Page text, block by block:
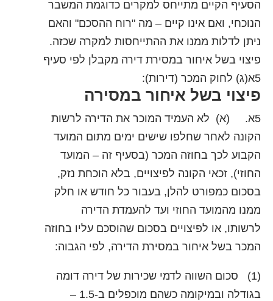
הסעיף הקיים מתייחס למקרים כדוגמת המשבר
הנוכחי, ואם אינו קיים – מה "רוח ההסכם" והאם
ניתן לדלות ממנו את ההתייחסות למקרה שכזה.
פיצוי בשל איחור במסירת דירה מקבלן לפי סעיף
5א(ג) לחוק המכר (דירות):
פיצוי בשל איחור במסירה
5א. (א) לא העמיד המוכר את הדירה לרשות
הקונה לאחר שחלפו שישים ימים מתום המועד
הקבוע לכך בחוזה המכר (בסעיף זה – המועד
החוזי), זכאי הקונה לפיצויים, בלא הוכחת נזק,
בסכום כמפורט להלן, בעבור כל חודש או חלק
ממנו מהמועד החוזי ועד להעמדת הדירה
לרשותו, או לפיצויים בסכום שהוסכם עליו בחוזה
המכר בשל איחור במסירת הדירה, לפי הגבוה:
(1) סכום השווה לדמי שכירות של דירה דומה
בגודלה ובמיקומה כשהם מוכפלים ב-1.5 –